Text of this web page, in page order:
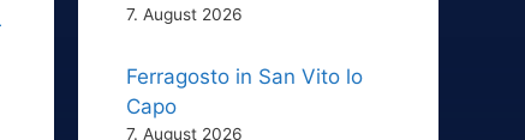
7. August 2026
Ferragosto in San Vito lo
Capo
7. August 2026